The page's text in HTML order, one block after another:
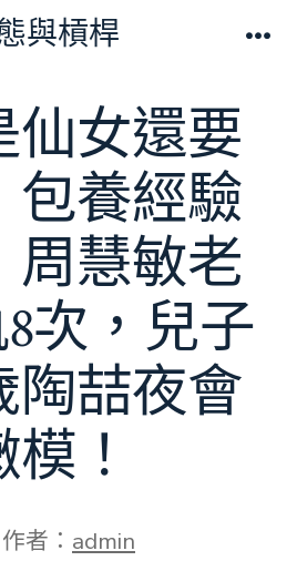
與槓桿
仙女還要
包養經驗
周慧敏老
次，兒子
陶喆夜會
！
作者： admin